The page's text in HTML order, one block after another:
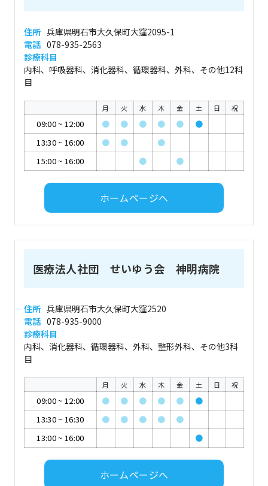
住所 兵庫県明石市大久保町大窪2095-1
電話 078-935-2563
診療科目
内科、呼吸器科、消化器科、循環器科、外科、その他12科
目
月 火 水 木 金 土 日 祝
09:00~ 12:00 ● ● ● ● ●
●
13:30~ 16:00 ● ●
●
15:00~ 16:00 ● ●
ホームページへ
医療法人社団 せいゆう会 神明病院
住所 兵庫県明石市大久保町大窪2520
電話 078-935-9000
診療科目
内科、消化器科、循環器科、外科、整形外科、その他3科
目
月 火 水 木 金 土 日 祝
09:00~ 12:00 ● ● ● ● ●
●
13:30~ 16:30 ● ● ● ●
●
13:00~ 16:00 ●
ホームページへ